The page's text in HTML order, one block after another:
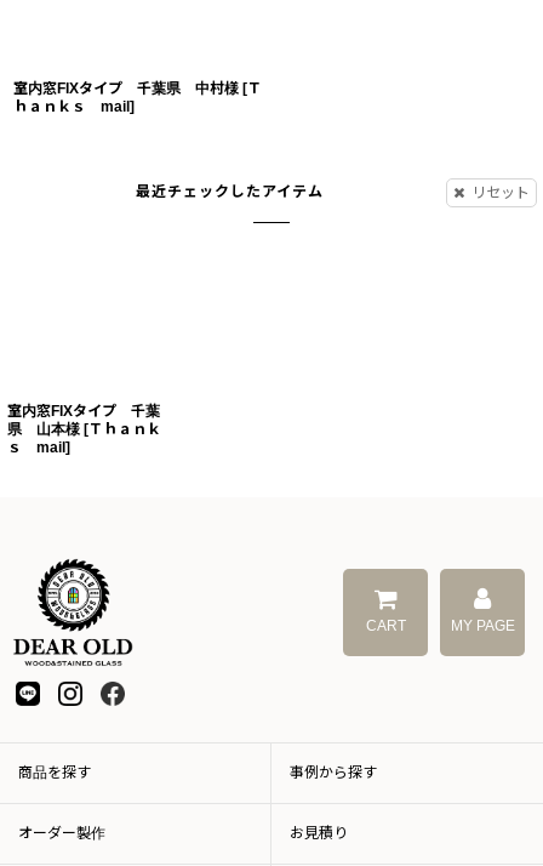
室内窓FIXタイプ 千葉県 中村様 [Ｔ
ｈａｎｋｓ mail ]
最近チェックしたアイテム リセット
室内窓FIXタイプ 千葉
県 山本様 [Ｔｈａｎｋ
ｓ mail ]
CART MY PAGE
商品を探す 事例から探す
オーダー製作 お見積り